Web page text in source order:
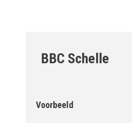
BBC Schelle
Voorbeeld